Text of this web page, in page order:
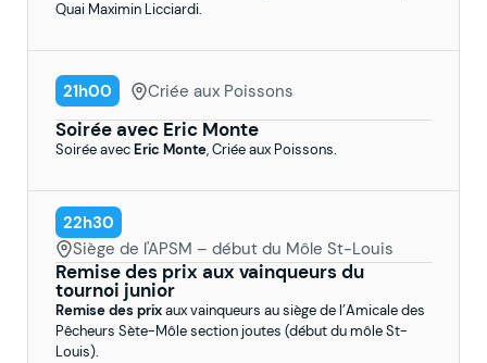
Quai Maximin Licciardi.
21h00 Criée aux Poissons
Soirée avec Eric Monte
Soirée avecEric Monte, Criée aux Poissons.
22h30
Siège de l'APSM – début du Môle St-Louis
Remise des prix aux vainqueurs du
tournoi junior
Remise des prixaux vainqueurs au siège de l’Amicale des
Pêcheurs Sète-Môle section joutes (début du môle St-
Louis).